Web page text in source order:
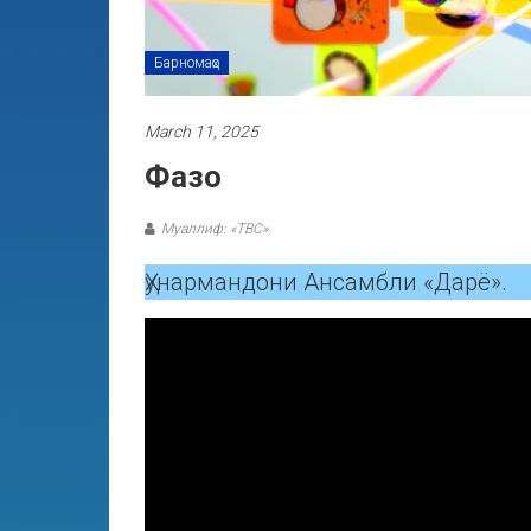
Барномаҳо
March 11, 2025
Фазо
Муаллиф: «ТВС»
Ҳунармандони Ансамбли «Дарё».